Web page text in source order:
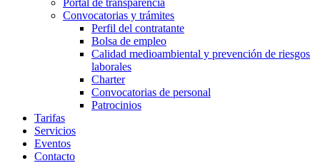
Portal de transparencia
Convocatorias y trámites
Perfil del contratante
Bolsa de empleo
Calidad medioambiental y prevención de riesgos
laborales
Charter
Convocatorias de personal
Patrocinios
Tarifas
Servicios
Eventos
Contacto